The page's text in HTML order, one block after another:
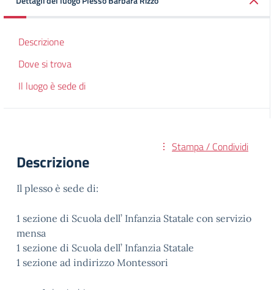
Descrizione
Dove si trova
Il luogo è sede di
Stampa / Condividi
Descrizione
Il plesso è sede di:
1 sezione di Scuola dell’ Infanzia Statale con servizio
mensa
1 sezione di Scuola dell’ Infanzia Statale
1 sezione ad indirizzo Montessori